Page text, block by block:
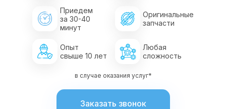
Оригинальные
запчасти
Любая
сложность
Приедем
за 30-40
минут
Опыт
свыше 10 лет
в случае оказания услуг*
Заказать звонок